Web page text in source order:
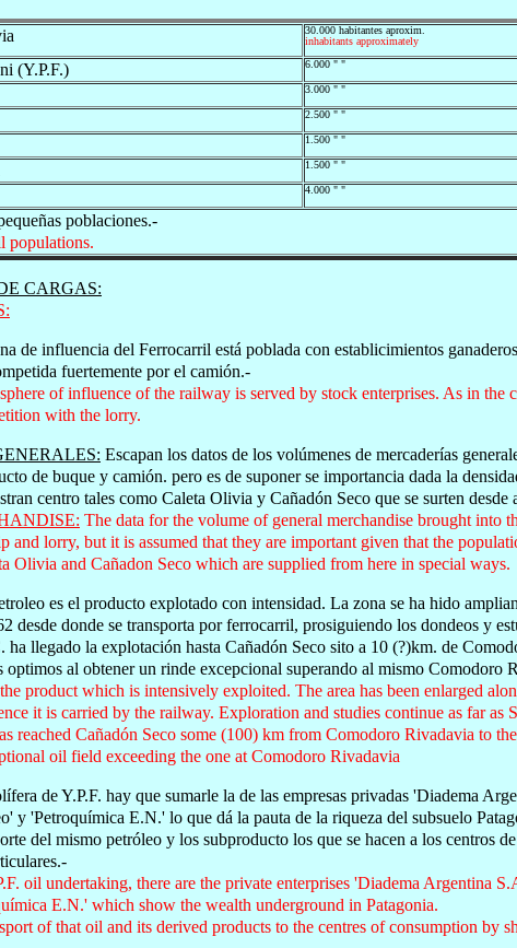
30.000 habitantes aproxim.
inhabitants approximately
(Y.P.F.) 6.000 " "
3.000 " "
2.500 " "
1.500 " "
1.500 " "
4.000 " "
poblaciones.-
populations.
CARGAS:
de influencia del Ferrocarril está poblada con establicimientos
fuertemente por el camión.-
of influence of the railway is served by stock enterprises. As in the
with the lorry.
Escapan los datos de los volúmenes de mercaderías
de buque y camión. pero es de suponer se importancia dada la
centro tales como Caleta Olivia y Cañadón Seco que se surten
The data for the volume of general merchandise brought into
and lorry, but it is assumed that they are important given that the
Olivia and Cañadon Seco which are supplied from here in special ways.
es el producto explotado con intensidad. La zona se ha hido
desde donde se transporta por ferrocarril, prosiguiendo los dondeos y
ha llegado la explotación hasta Cañadón Seco sito a 10 (?)km. de
optimos al obtener un rinde excepcional superando al mismo Comodoro
product which is intensively exploited. The area has been enlarged
it is carried by the railway. Exploration and studies continue as far as
reached Cañadón Seco some (100) km from Comodoro Rivadavia to
oil field exceeding the one at Comodoro Rivadavia
de Y.P.F. hay que sumarle la de las empresas privadas 'Diadema
y 'Petroquímica E.N.' lo que dá la pauta de la riqueza del subsuelo
del mismo petróleo y los subproducto los que se hacen a los centros
oil undertaking, there are the private enterprises 'Diadema Argentina
E.N.' which show the wealth underground in Patagonia.
of that oil and its derived products to the centres of consumption by